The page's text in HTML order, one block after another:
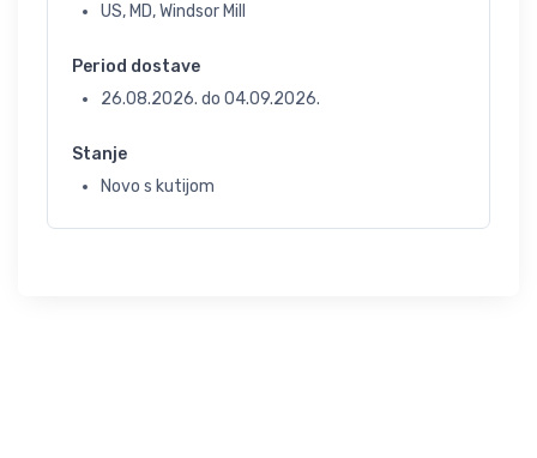
US, MD, Windsor Mill
Period dostave
26.08.2026. do 04.09.2026.
Stanje
Novo s kutijom